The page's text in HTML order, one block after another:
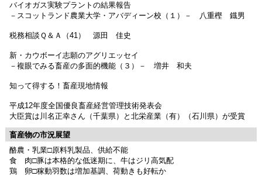
バイオガス実験プラントの結果報告
－スコットランド農業大学・アバディーン校（１）－ 八重樫 鐡男
税務相談Ｑ＆Ａ（41） 源田 佳史
新・カウボーイ志願のアグリエッセイ
－複眼でみる畜産の多面的機能（３）－ 増井 和夫
知って得する！畜産現地情報
平成12年度全国優良畜産経営管理技術発表会
大臣賞は川名正幸さん（千葉県）と北栄産業（有）（石川県）が受賞
畜産物の市況展望
酪農・乳業□原料乳製品、供給不能
食 肉□豚は本格的な低迷期に、牛はジリ高気配
鶏 卵□稼動羽数は増加基調、荷動きも好転か